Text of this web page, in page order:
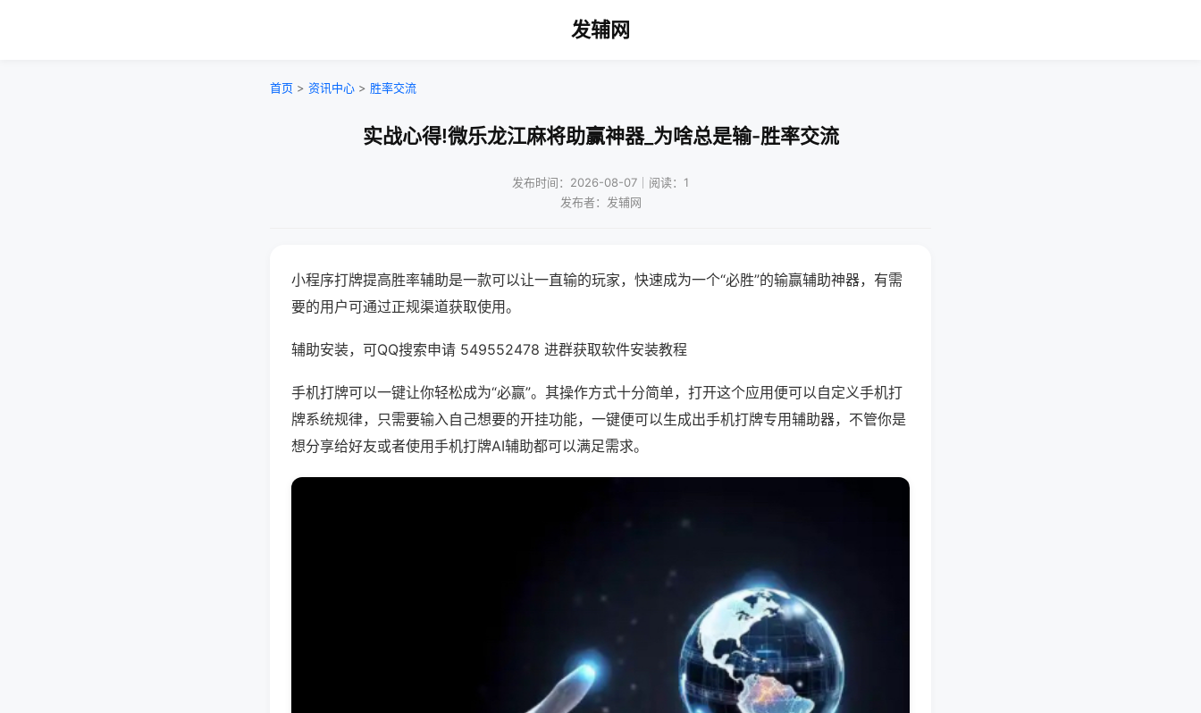
发辅网
首页 > 资讯中心 > 胜率交流
实战心得!微乐龙江麻将助赢神器_为啥总是输-胜率交流
发布时间：2026-08-07｜阅读：1
发布者：发辅网
小程序打牌提高胜率辅助是一款可以让一直输的玩家，快速成为一个“必胜”的输赢辅助神器，有需
要的用户可通过正规渠道获取使用。
辅助安装，可QQ搜索申请 549552478 进群获取软件安装教程
手机打牌可以一键让你轻松成为“必赢”。其操作方式十分简单，打开这个应用便可以自定义手机打
牌系统规律，只需要输入自己想要的开挂功能，一键便可以生成出手机打牌专用辅助器，不管你是
想分享给好友或者使用手机打牌AI辅助都可以满足需求。